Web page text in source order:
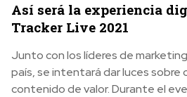
Así será la experiencia
Tracker Live 2021
Junto con los líderes de
país, se intentará dar luces sobre
contenido de valor. Durante el